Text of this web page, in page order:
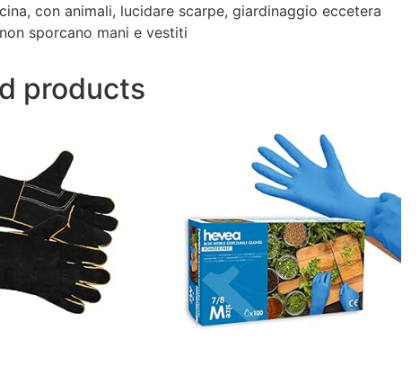
con animali, lucidare scarpe, giardinaggio eccetera
sporcano mani e vestiti
products